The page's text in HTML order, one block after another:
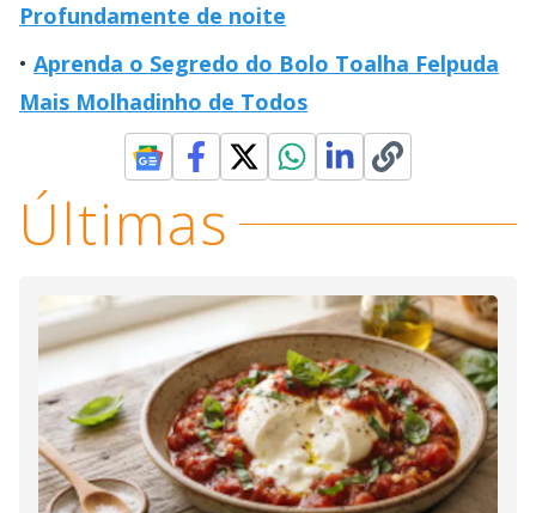
Profundamente de noite
Aprenda o Segredo do Bolo Toalha Felpuda
Mais Molhadinho de Todos
Últimas